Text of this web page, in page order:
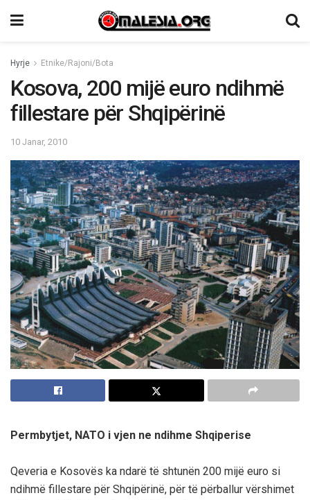
Hyrje Etnike/Rajoni/Bota
Kosova, 200 mijë euro ndihmë
fillestare për Shqipërinë
10 Janar, 2010
Permbytjet, NATO i vjen ne ndihme Shqiperise
Qeveria e Kosovës ka ndarë të shtunën 200 mijë euro si
ndihmë fillestare për Shqipërinë, për të përballur vërshimet